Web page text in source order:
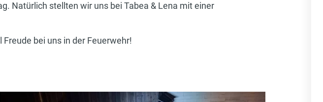
Natürlich stellten wir uns bei Tabea & Lena mit einer
bei uns in der Feuerwehr!